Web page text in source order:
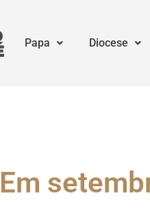
Papa Diocese
Em